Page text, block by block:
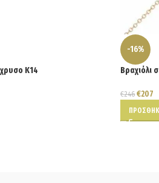
Κ14
-16%
Βραχιόλι
€246 €207